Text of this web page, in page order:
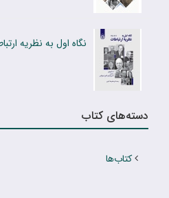
نگاه اول به نظریه
دسته‌های کتاب
کتاب‌ها